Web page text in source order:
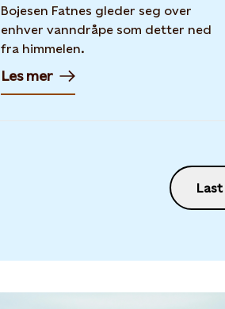
Bojesen Fatnes gleder seg over
enhver vanndråpe som detter ned
fra himmelen.
Les mer